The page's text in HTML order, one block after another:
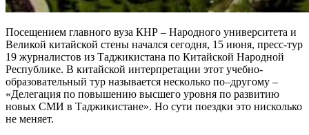
Посещением главного вуза КНР – Народного университета и
Великой китайской стены начался сегодня, 15 июня, пресс-тур
19 журналистов из Таджикистана по Китайской Народной
Республике. В китайской интерпретации этот учебно-
образовательный тур называется несколько по–другому –
«Делегация по повышению высшего уровня по развитию
новых СМИ в Таджикистане». Но сути поездки это нисколько
не меняет.